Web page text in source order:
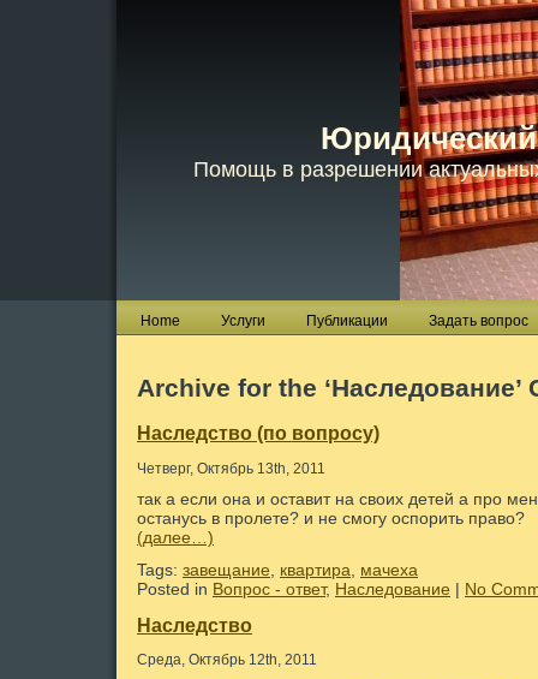
Помощь в разрешении
Home Услуги Публикации Задать вопрос
Archive for the ‘Наследование’
Наследство (по вопросу)
Четверг, Октябрь 13th, 2011
так а если она и оставит на своих детей а про
останусь в пролете? и не смогу оспорить право?
(далее…)
Tags: завещание квартира
мачеха
Posted in Вопрос - ответ, Наследование | No
Наследство
Среда, Октябрь 12th, 2011